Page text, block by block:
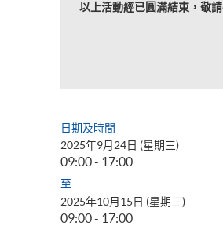
以上活動經已圓滿結束，敬
日期及時間
2025年9月24日 (星期三)
09:00 - 17:00
至
2025年10月15日 (星期三)
09:00 - 17:00